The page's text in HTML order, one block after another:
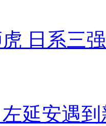
日系三
延安遇